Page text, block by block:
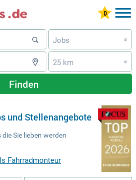
Jobs »
25 km »
Finden
und Stellenangebote
Sie lieben werden
Fahrradmonteur